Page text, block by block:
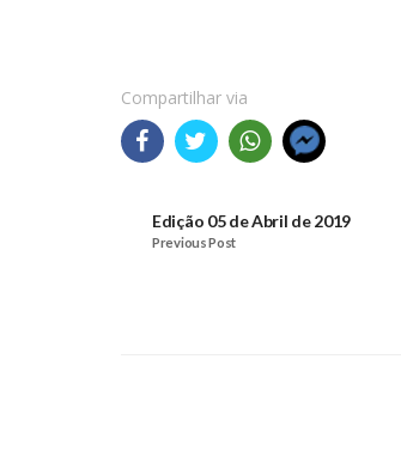
Compartilhar via
Edição 05 de Abril de 2019
Previous Post